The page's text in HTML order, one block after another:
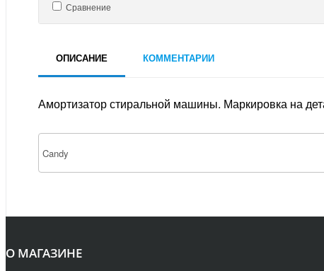
Сравнение
ОПИСАНИЕ КОММЕНТАРИИ
Амортизатор стиральной машины. Маркировка на
Candy
О МАГАЗИНЕ